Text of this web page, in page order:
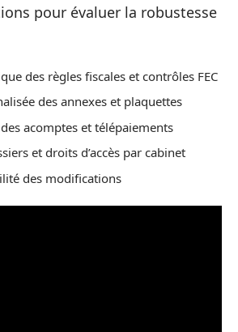
pour évaluer la robustesse
des règles fiscales et contrôles FEC
des annexes et plaquettes
acomptes et télépaiements
et droits d’accès par cabinet
des modifications